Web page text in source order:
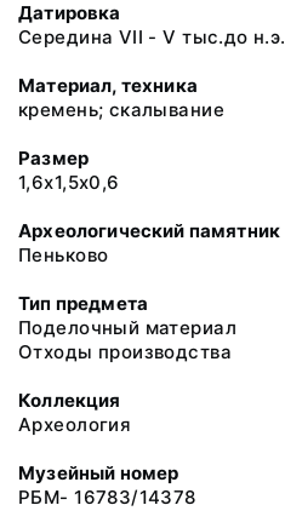
Датировка
Середина VII - V тыс.до н.э.
Материал, техника
кремень; скалывание
Размер
1,6х1,5х0,6
Археологический памятник
Пеньково
Тип предмета
Поделочный материал
Отходы производства
Коллекция
Археология
Музейный номер
РБМ- 16783/14378